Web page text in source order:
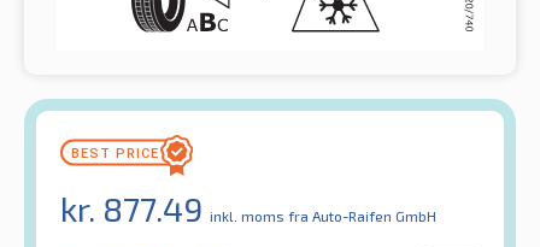
kr. 877.49 inkl. moms fra Auto-Raifen GmbH